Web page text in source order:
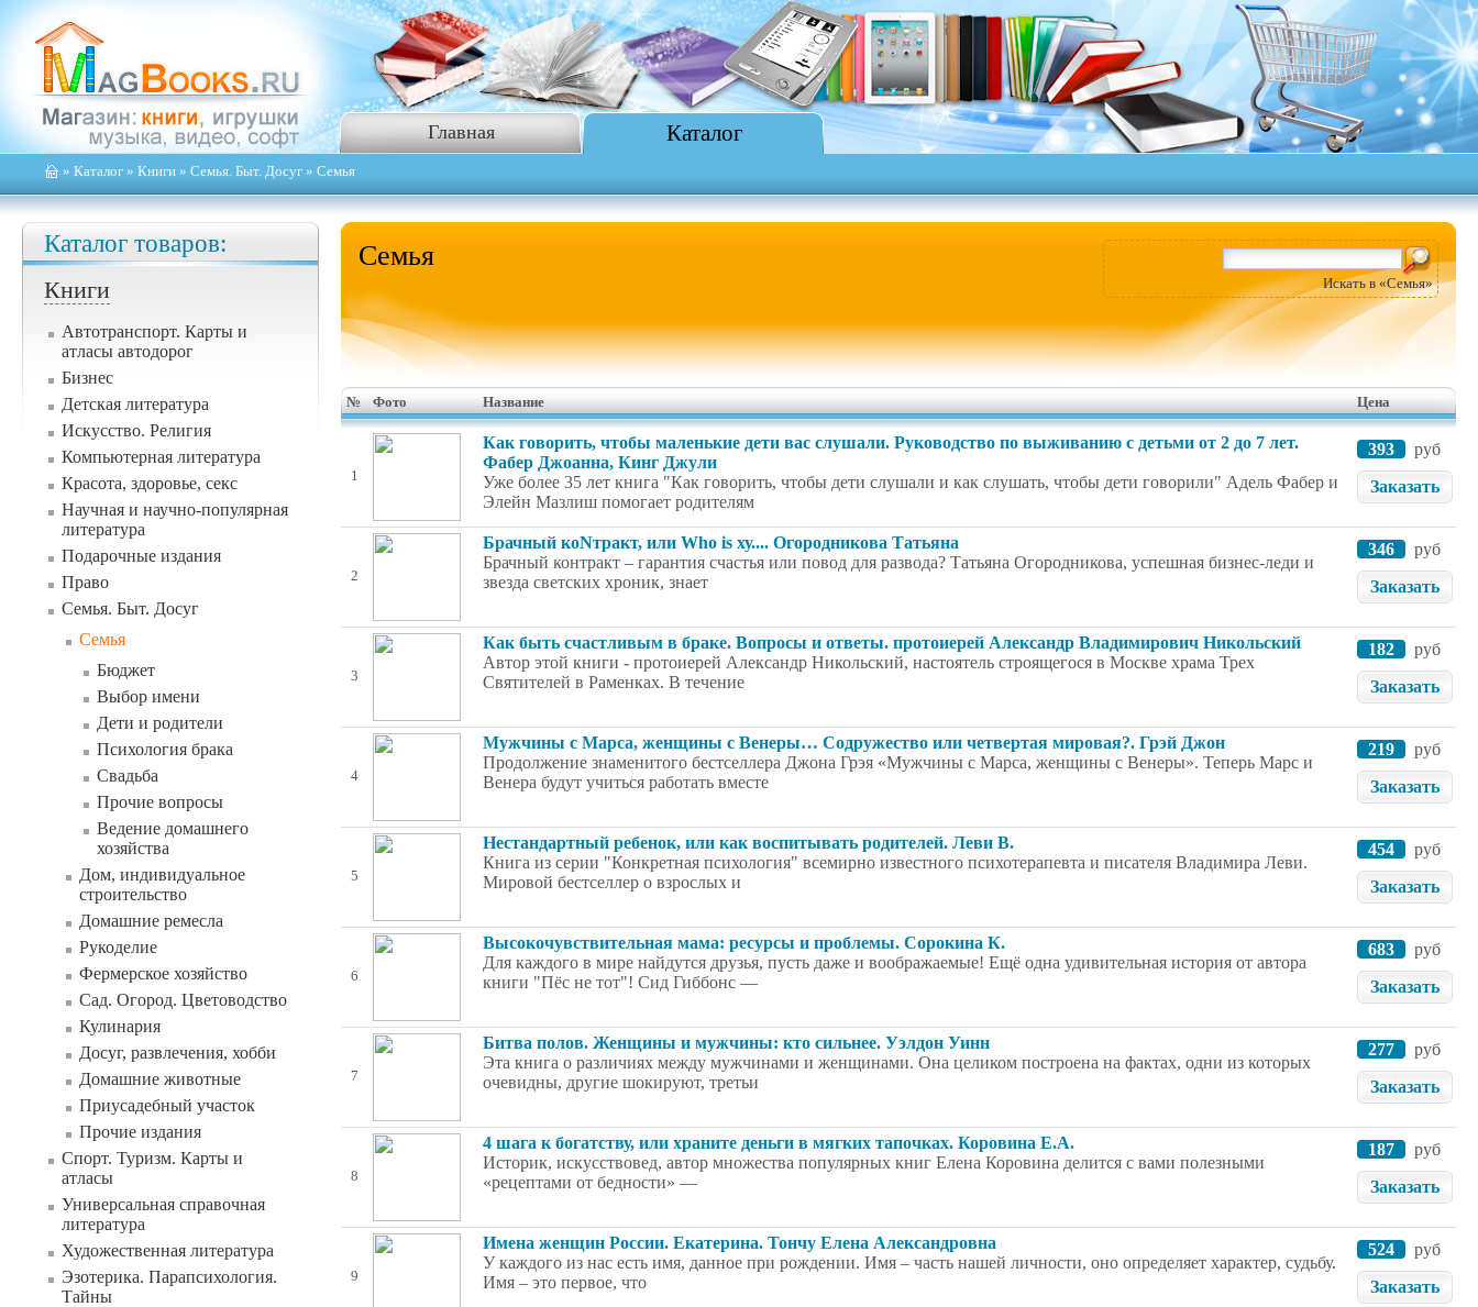
Главная Каталог
» Каталог » Книги » Семья. Быт. Досуг » Семья
Каталог товаров:
Книги
Автотранспорт. Карты и
атласы автодорог
Бизнес
Детская литература
Искусство. Религия
Компьютерная литература
Красота, здоровье, секс
Научная и научно-популярная
литература
Подарочные издания
Право
Семья. Быт. Досуг
Семья
Бюджет
Выбор имени
Дети и родители
Психология брака
Свадьба
Прочие вопросы
Ведение домашнего
хозяйства
Дом, индивидуальное
строительство
Домашние ремесла
Рукоделие
Фермерское хозяйство
Сад. Огород. Цветоводство
Кулинария
Досуг, развлечения, хобби
Домашние животные
Приусадебный участок
Прочие издания
Спорт. Туризм. Карты и
атласы
Универсальная справочная
литература
Художественная литература
Эзотерика. Парапсихология.
Тайны
Семья
Искать в «Семья»
№ Фото Название Цена
1
Как говорить, чтобы маленькие дети вас слушали. Руководство по выживанию с детьми от 2 до 7 лет.
Фабер Джоанна, Кинг Джули
Уже более 35 лет книга "Как говорить, чтобы дети слушали и как слушать, чтобы дети говорили" Адель Фабер и
Элейн Мазлиш помогает родителям
393
руб
Заказать
2
Брачный коNтракт, или Who is ху.... Огородникова Татьяна
Брачный контракт – гарантия счастья или повод для развода? Татьяна Огородникова, успешная бизнес-леди и
звезда светских хроник, знает
346
руб
Заказать
3
Как быть счастливым в браке. Вопросы и ответы. протоиерей Александр Владимирович Никольский
Автор этой книги - протоиерей Александр Никольский, настоятель строящегося в Москве храма Трех
Святителей в Раменках. В течение
182
руб
Заказать
4
Мужчины с Марса, женщины с Венеры… Содружество или четвертая мировая?. Грэй Джон
Продолжение знаменитого бестселлера Джона Грэя «Мужчины с Марса, женщины с Венеры». Теперь Марс и
Венера будут учиться работать вместе
219
руб
Заказать
5
Нестандартный ребенок, или как воспитывать родителей. Леви В.
Книга из серии "Конкретная психология" всемирно известного психотерапевта и писателя Владимира Леви.
Мировой бестселлер о взрослых и
454
руб
Заказать
6
Высокочувствительная мама: ресурсы и проблемы. Сорокина К.
Для каждого в мире найдутся друзья, пусть даже и воображаемые! Ещё одна удивительная история от автора
книги "Пёс не тот"! Сид Гиббонс —
683
руб
Заказать
7
Битва полов. Женщины и мужчины: кто сильнее. Уэлдон Уинн
Эта книга о различиях между мужчинами и женщинами. Она целиком построена на фактах, одни из которых
очевидны, другие шокируют, третьи
277
руб
Заказать
8
4 шага к богатству, или храните деньги в мягких тапочках. Коровина Е.А.
Историк, искусствовед, автор множества популярных книг Елена Коровина делится с вами полезными
«рецептами от бедности» —
187
руб
Заказать
9
Имена женщин России. Екатерина. Тончу Елена Александровна
У каждого из нас есть имя, данное при рождении. Имя – часть нашей личности, оно определяет характер, судьбу.
Имя – это первое, что
524
руб
Заказать